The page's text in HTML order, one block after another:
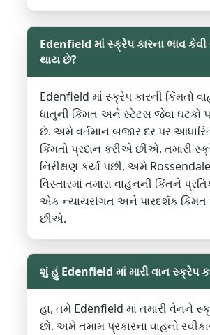
Edenfield માં સ્ક્રેપ કારના ભાવ કેવી
થાય છે?
Edenfield માં સ્ક્રેપ કારની કિંમતો
ધાતુની કિંમત અને સ્ટેટસ જેવા ઘટકો
છે. અમે વર્તમાન બજાર દર પર આધારિત
કિંમતો પ્રદાન કરીએ છીએ. તમારી
નિરીક્ષણ કર્યા પછી, અમે
વિસ્તારમાં તમારા વાહનની કિંતને
એક ન્યાયસંગત અને પારદર્શક
છીએ.
શું હું Edenfield માં મારી વાન સ્ક્રેપ
હા, તમે Edenfield માં તમારી વેનને
છો. અમે તમામ પ્રકારના વાહનો